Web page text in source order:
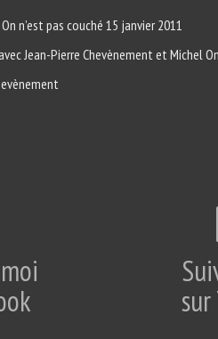
n’est pas couché 15 janvier 2011
Jean-Pierre Chevènement et Michel